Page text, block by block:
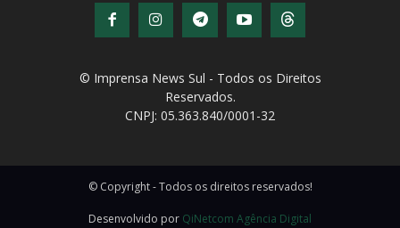
© Imprensa News Sul - Todos os Direitos
Reservados.
CNPJ: 05.363.840/0001-32
© Copyright - Todos os direitos reservados!
Desenvolvido por QiNetcom Agência Digital